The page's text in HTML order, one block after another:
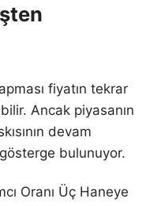
fiyatın tekrar
Ancak piyasanın
devam
bulunuyor.